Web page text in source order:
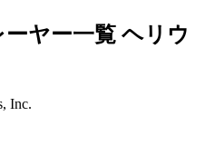
ヤー一覧 ヘリウ
Inc.